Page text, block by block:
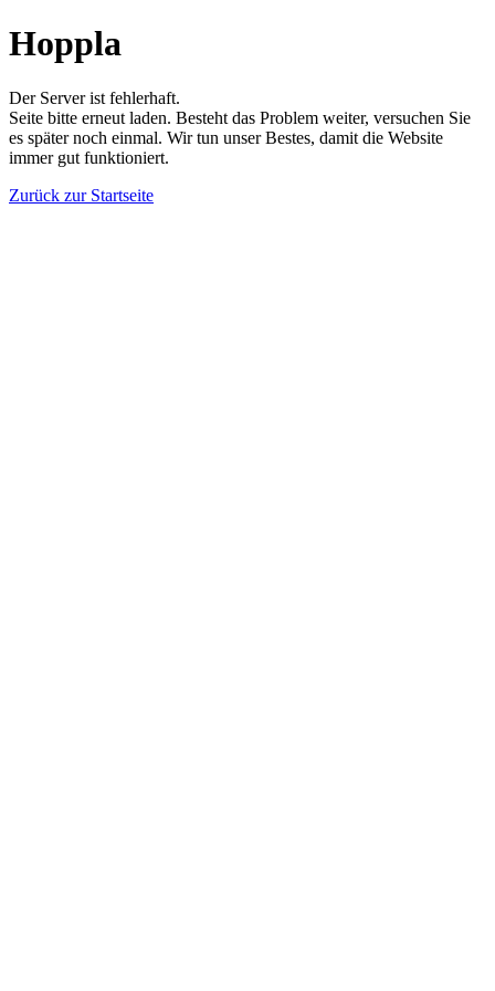
Hoppla
Der Server ist fehlerhaft.
Seite bitte erneut laden. Besteht das Problem weiter, versuchen Sie
es später noch einmal. Wir tun unser Bestes, damit die Website
immer gut funktioniert.
Zurück zur Startseite